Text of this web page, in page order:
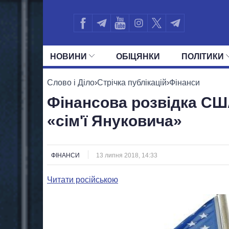
НОВИНИ ОБIЦЯНКИ ПОЛIТИКИ
УСІ ПОЛІТИКИ ПРЕЗИДЕНТ І ОФІС
Слово і Діло›Стрічка публікацій›Фінанси
Фінансова розвідка
«сім'ї Януковича»
ФІНАНСИ 13 липня 2018, 14:33
Читати російською